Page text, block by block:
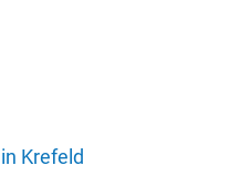
Krefeld